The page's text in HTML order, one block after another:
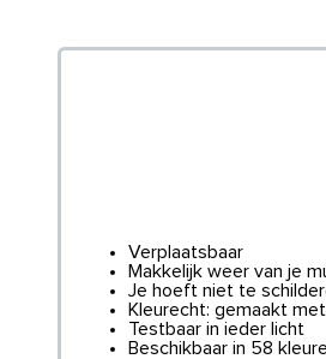
Verplaatsbaar
Makkelijk weer van je
Je hoeft niet te
Kleurecht: gemaakt
Testbaar in ieder licht
Beschikbaar in 58